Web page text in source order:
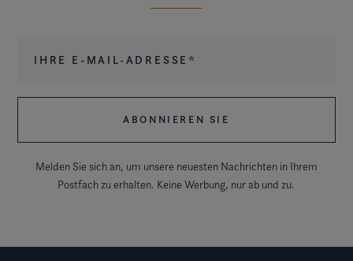
Melden Sie sich an, um unsere neuesten Nachrichten in Ihrem
Postfach zu erhalten. Keine Werbung, nur ab und zu.